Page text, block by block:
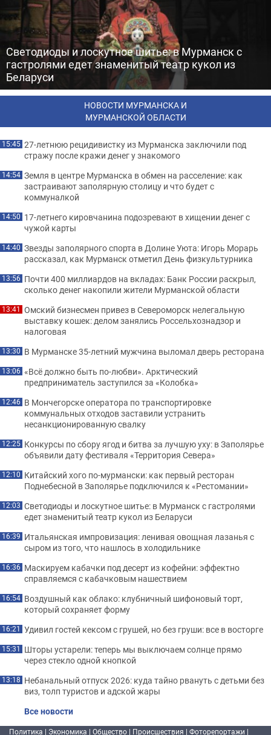
Светодиоды и лоскутное шитье: в Мурманск с
гастролями едет знаменитый театр кукол из
Беларуси
НОВОСТИ МУРМАНСКА И
МУРМАНСКОЙ ОБЛАСТИ
15:45 27-летнюю рецидивистку из Мурманска заключили под
стражу после кражи денег у знакомого
14:54 Земля в центре Мурманска в обмен на расселение: как
застраивают заполярную столицу и что будет с
коммуналкой
14:50 17-летнего кировчанина подозревают в хищении денег с
чужой карты
14:40 Звезды заполярного спорта в Долине Уюта: Игорь Морарь
рассказал, как Мурманск отметил День физкультурника
13:56 Почти 400 миллиардов на вкладах: Банк России раскрыл,
сколько денег накопили жители Мурманской области
13:41 Омский бизнесмен привез в Североморск нелегальную
выставку кошек: делом занялись Россельхознадзор и
налоговая
13:30 В Мурманске 35-летний мужчина выломал дверь ресторана
13:06 «Всё должно быть по-любви». Арктический
предприниматель заступился за «Колобка»
12:46 В Мончегорске оператора по транспортировке
коммунальных отходов заставили устранить
несанкционированную свалку
12:25 Конкурсы по сбору ягод и битва за лучшую уху: в Заполярье
объявили дату фестиваля «Территория Севера»
12:10 Китайский хого по-мурмански: как первый ресторан
Поднебесной в Заполярье подключился к «Рестомании»
12:03 Светодиоды и лоскутное шитье: в Мурманск с гастролями
едет знаменитый театр кукол из Беларуси
16:39 Итальянская импровизация: ленивая овощная лазанья с
сыром из того, что нашлось в холодильнике
16:36 Маскируем кабачки под десерт из кофейни: эффектно
справляемся с кабачковым нашествием
16:54 Воздушный как облако: клубничный шифоновый торт,
который сохраняет форму
16:21 Удивил гостей кексом с грушей, но без груши: все в восторге
15:31 Шторы устарели: теперь мы выключаем солнце прямо
через стекло одной кнопкой
13:18 Небанальный отпуск 2026: куда тайно рвануть с детьми без
виз, толп туристов и адской жары
Все новости
Политика | Экономика | Общество | Происшествия | Фоторепортажи |